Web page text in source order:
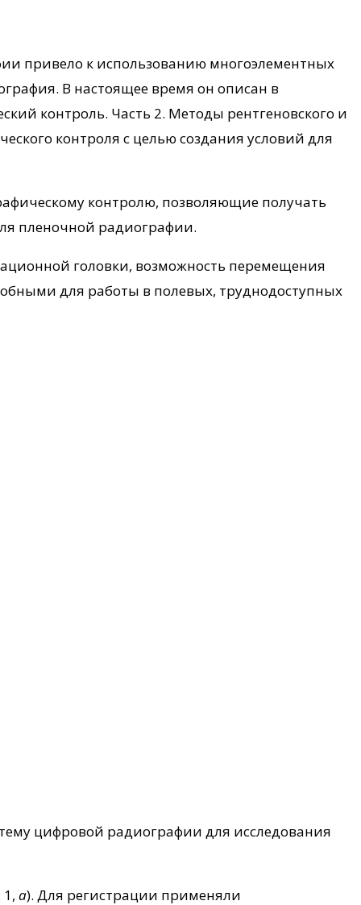
привело к использованию многоэлементных
В настоящее время он описан в
контроль. Часть 2. Методы рентгеновского и
контроля с целью создания условий для
контролю, позволяющие получать
пленочной радиографии.
головки, возможность перемещения
для работы в полевых, труднодоступных
цифровой радиографии для исследования
а). Для регистрации применяли